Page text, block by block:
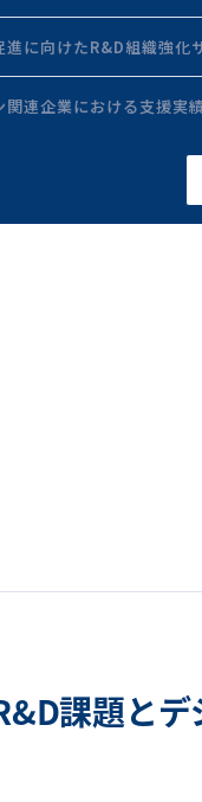
進に向けたR&D組織強化
関連企業における支援実
課題と